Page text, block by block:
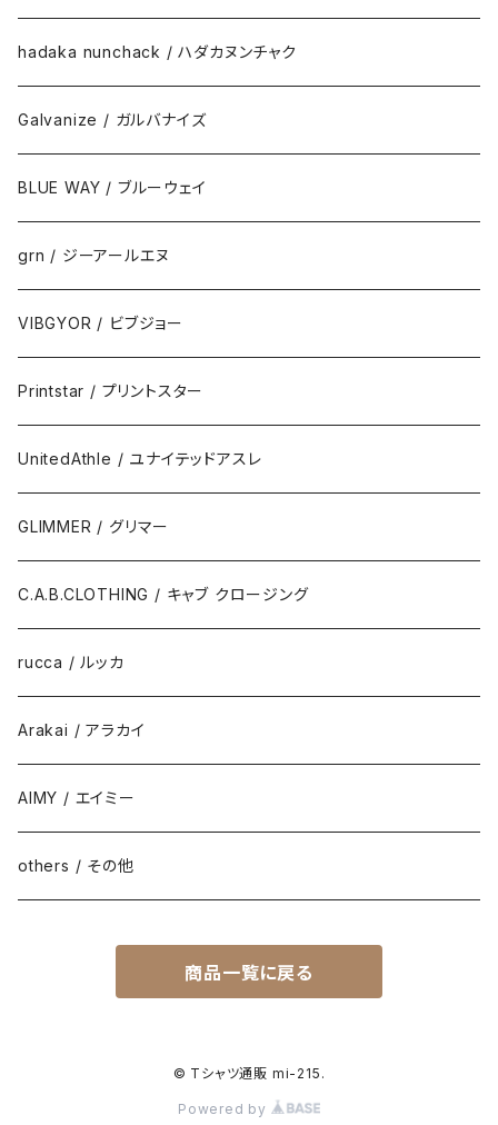
hadaka nunchack / ハダカヌンチャク
Galvanize / ガルバナイズ
BLUE WAY / ブルーウェイ
grn / ジーアールエヌ
VIBGYOR / ビブジョー
Printstar / プリントスター
UnitedAthle / ユナイテッドアスレ
GLIMMER / グリマー
C.A.B.CLOTHING / キャブ クロージング
rucca / ルッカ
Arakai / アラカイ
AIMY / エイミー
others / その他
商品一覧に戻る
© Tシャツ通販 mi-215.
Powered by